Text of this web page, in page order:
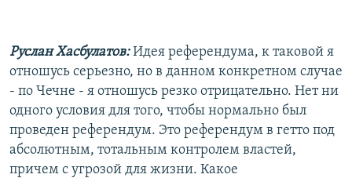
Руслан Хасбулатов:Идея референдума, к таковой я
отношусь серьезно, но в данном конкретном случае
- по Чечне - я отношусь резко отрицательно. Нет ни
одного условия для того, чтобы нормально был
проведен референдум. Это референдум в гетто под
абсолютным, тотальным контролем властей,
причем с угрозой для жизни. Какое